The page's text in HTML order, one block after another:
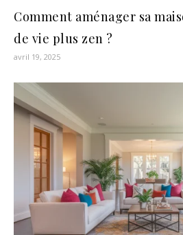
Comment aménager sa
de vie plus zen ?
avril 19, 2025